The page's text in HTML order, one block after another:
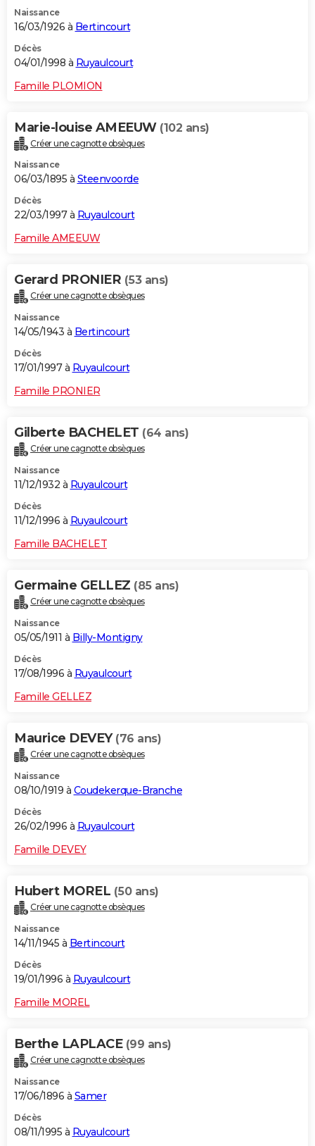
Naissance
16/03/1926 à Bertincourt
Décès
04/01/1998 à Ruyaulcourt
Famille PLOMION
Marie-louise AMEEUW (102 ans)
Créer une cagnotte obsèques
Naissance
06/03/1895 à Steenvoorde
Décès
22/03/1997 à Ruyaulcourt
Famille AMEEUW
Gerard PRONIER (53 ans)
Créer une cagnotte obsèques
Naissance
14/05/1943 à Bertincourt
Décès
17/01/1997 à Ruyaulcourt
Famille PRONIER
Gilberte BACHELET (64 ans)
Créer une cagnotte obsèques
Naissance
11/12/1932 à Ruyaulcourt
Décès
11/12/1996 à Ruyaulcourt
Famille BACHELET
Germaine GELLEZ (85 ans)
Créer une cagnotte obsèques
Naissance
05/05/1911 à Billy-Montigny
Décès
17/08/1996 à Ruyaulcourt
Famille GELLEZ
Maurice DEVEY (76 ans)
Créer une cagnotte obsèques
Naissance
08/10/1919 à Coudekerque-Branche
Décès
26/02/1996 à Ruyaulcourt
Famille DEVEY
Hubert MOREL (50 ans)
Créer une cagnotte obsèques
Naissance
14/11/1945 à Bertincourt
Décès
19/01/1996 à Ruyaulcourt
Famille MOREL
Berthe LAPLACE (99 ans)
Créer une cagnotte obsèques
Naissance
17/06/1896 à Samer
Décès
08/11/1995 à Ruyaulcourt